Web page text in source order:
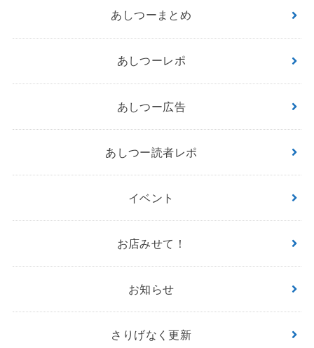
あしつーまとめ
あしつーレポ
あしつー広告
あしつー読者レポ
イベント
お店みせて！
お知らせ
さりげなく更新